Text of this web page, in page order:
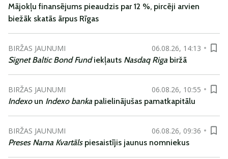
Mājokļu finansējums pieaudzis par 12 %, pircēji arvien
biežāk skatās ārpus Rīgas
BIRŽAS JAUNUMI
06.08.26, 14:13
Signet Baltic Bond Fundiekļauts Nasdaq Riga biržā
BIRŽAS JAUNUMI
06.08.26, 10:55
Indexoun Indexo banka palielinājušas pamatkapitālu
BIRŽAS JAUNUMI
06.08.26, 09:36
Preses Nama Kvartāls piesaistījis jaunus nomniekus